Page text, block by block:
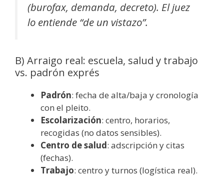
(burofax, demanda, decreto). El juez
lo entiende “de un vistazo”.
B) Arraigo real: escuela, salud y trabajo
vs. padrón exprés
Padrón: fecha de alta/baja y cronología
con el pleito.
Escolarización: centro, horarios,
recogidas (no datos sensibles).
Centro de salud: adscripción y citas
(fechas).
Trabajo: centro y turnos (logística real).